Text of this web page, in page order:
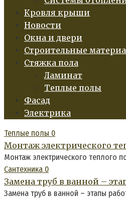
Кровля крыши
Новости
Окна и двери
Строительные
Стяжка пола
Ламинат
Теплые полы
Фасад
Электрика
Теплые полы 0
Монтаж электрического
Монтаж электрического теплого
Сантехника 0
Замена труб в ванной –
Замена труб в ванной – этапы